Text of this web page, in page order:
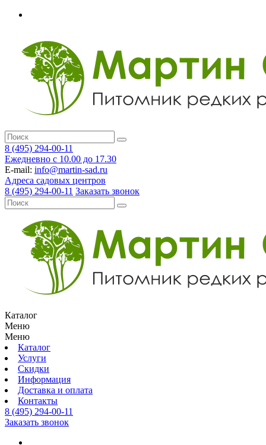
8 (495) 294-00-11
Ежедневно с 10.00 до 17.30
E-mail: info@martin-sad.ru
Адреса садовых центров
8 (495) 294-00-11 Заказать звонок
Каталог
Меню
Меню
Каталог
Услуги
Скидки
Информация
Доставка и оплата
Контакты
8 (495) 294-00-11
Заказать звонок